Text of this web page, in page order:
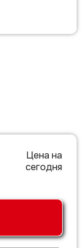
Цена на
сегодня